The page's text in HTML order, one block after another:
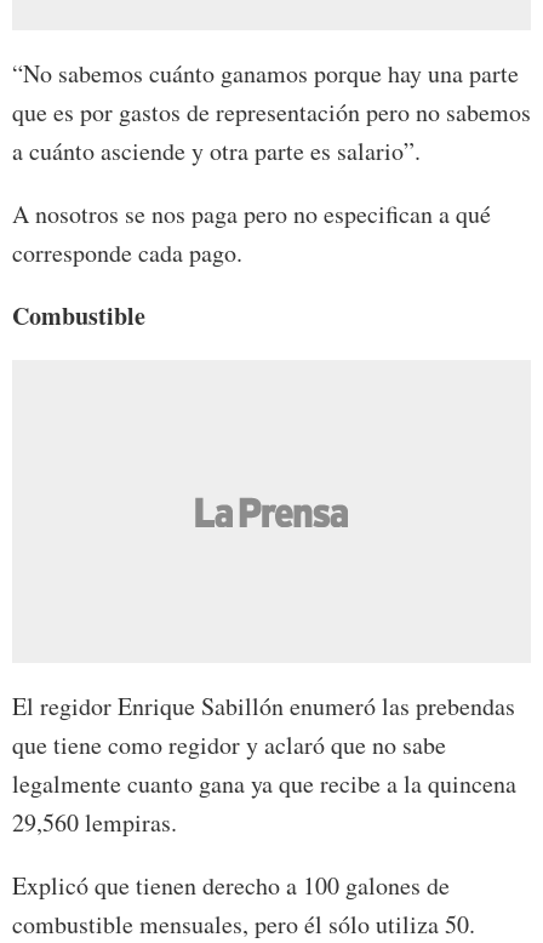
“No sabemos cuánto ganamos porque hay una parte
que es por gastos de representación pero no sabemos
a cuánto asciende y otra parte es salario”.
A nosotros se nos paga pero no especifican a qué
corresponde cada pago.
Combustible
El regidor Enrique Sabillón enumeró las prebendas
que tiene como regidor y aclaró que no sabe
legalmente cuanto gana ya que recibe a la quincena
29,560 lempiras.
Explicó que tienen derecho a 100 galones de
combustible mensuales, pero él sólo utiliza 50.